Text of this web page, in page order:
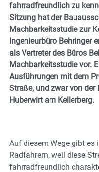
fahrradfreundlich zu
Sitzung hat der
Machbarkeitsstudie zur
Ingenieurbüro Behringer
als Vertreter des Büros
Machbarkeitsstudie vor.
Ausführungen mit dem
Straße, und zwar von
Huberwirt am Kellerberg.
Auf diesem Wege gibt es
Radfahrern, weil diese
fahrradfreundlich